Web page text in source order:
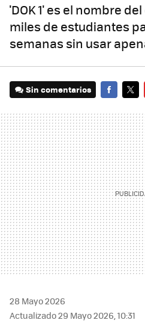
'DOK 1' es el nombre
miles de estudiantes
semanas sin usar
Sin comentarios
28 Mayo 2026
Actualizado 29 Mayo 2026, 10:31